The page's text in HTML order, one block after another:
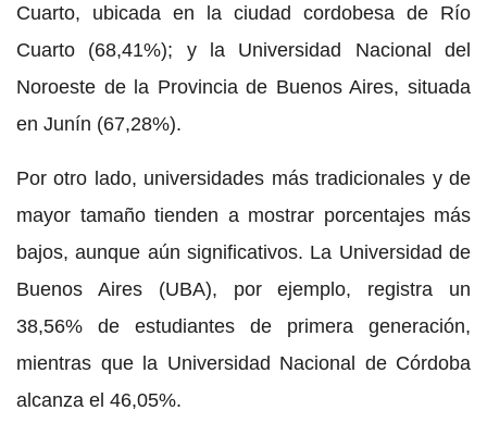
Cuarto, ubicada en la ciudad cordobesa de Río
Cuarto (68,41%); y la Universidad Nacional del
Noroeste de la Provincia de Buenos Aires, situada
en Junín (67,28%).
Por otro lado, universidades más tradicionales y de
mayor tamaño tienden a mostrar porcentajes más
bajos, aunque aún significativos. La Universidad de
Buenos Aires (UBA), por ejemplo, registra un
38,56% de estudiantes de primera generación,
mientras que la Universidad Nacional de Córdoba
alcanza el 46,05%.